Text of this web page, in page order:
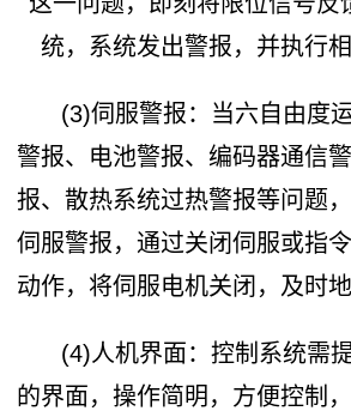
统，系统发出警报，并执行相
(3)伺服警报：当六自由度运
警报、电池警报、编码器通信
报、散热系统过热警报等问题
伺服警报，通过关闭伺服或指
动作，将伺服电机关闭，及时
(4)人机界面：控制系统需提
的界面，操作简明，方便控制